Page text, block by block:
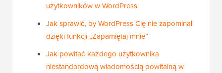
użytkowników w WordPress
Jak sprawić, by WordPress Cię nie zapominał
dzięki funkcji „Zapamiętaj mnie”
Jak powitać każdego użytkownika
niestandardową wiadomością powitalną w